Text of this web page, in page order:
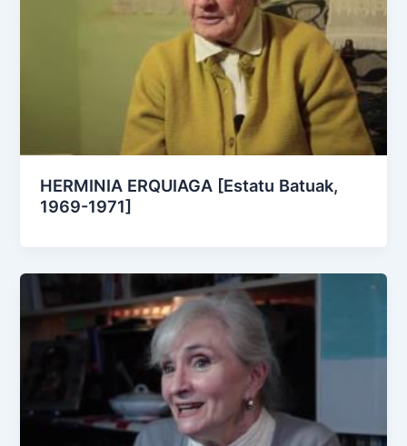
HERMINIA ERQUIAGA [Estatu Batuak,
1969-1971]